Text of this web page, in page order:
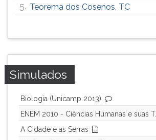
5. Teorema dos Cosenos, TC
Simulados
Biologia (Unicamp 2013)
ENEM 2010 - Ciências Humanas e suas T...
A Cidade e as Serras